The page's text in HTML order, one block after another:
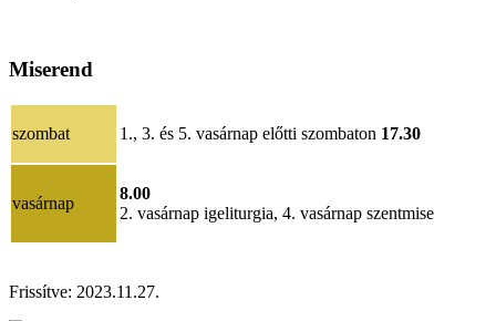
Miserend
szombat 1., 3. és 5. vasárnap előtti szombaton 17.30
vasárnap
8.00
2. vasárnap igeliturgia, 4. vasárnap szentmise
Frissítve: 2023.11.27.